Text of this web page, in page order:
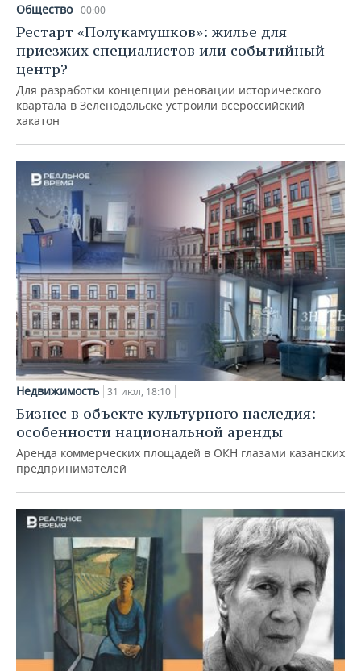
Общество 00:00
Рестарт «Полукамушков»: жилье для
приезжих специалистов или событийный
центр?
Для разработки концепции реновации исторического
квартала в Зеленодольске устроили всероссийский
хакатон
Недвижимость 31 июл, 18:10
Бизнес в объекте культурного наследия:
особенности национальной аренды
Аренда коммерческих площадей в ОКН глазами казанских
предпринимателей